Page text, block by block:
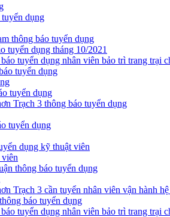
dụng
thông báo tuyển dụng
tuyển dụng tháng 10/2021
tuyển dụng nhân viên bảo trì trang trại
tuyển dụng
tuyển dụng
Trạch 3 thông báo tuyển dụng
tuyển dụng
dụng kỹ thuật viên
thông báo tuyển dụng
Trạch 3 cần tuyển nhân viên vận hành hệ
báo tuyển dụng
tuyển dụng nhân viên bảo trì trang trại